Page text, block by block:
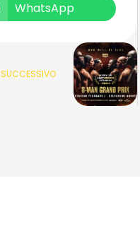
WhatsApp
SUCCESSIVO